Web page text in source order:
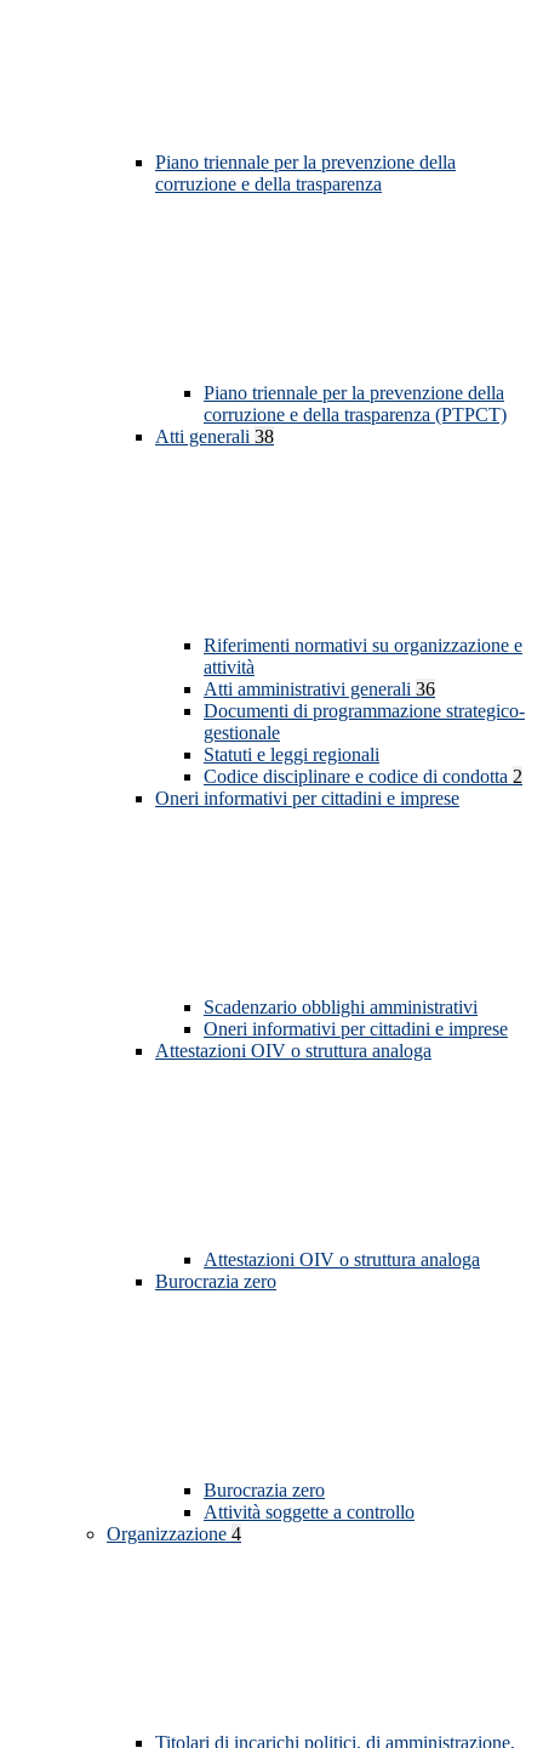
Piano triennale per la prevenzione della
corruzione e della trasparenza
Piano triennale per la prevenzione della
corruzione e della trasparenza (PTPCT)
Atti generali 38
Riferimenti normativi su organizzazione e
attività
Atti amministrativi generali 36
Documenti di programmazione strategico-
gestionale
Statuti e leggi regionali
Codice disciplinare e codice di condotta 2
Oneri informativi per cittadini e imprese
Scadenzario obblighi amministrativi
Oneri informativi per cittadini e imprese
Attestazioni OIV o struttura analoga
Attestazioni OIV o struttura analoga
Burocrazia zero
Burocrazia zero
Attività soggette a controllo
Organizzazione 4
Titolari di incarichi politici, di amministrazione,